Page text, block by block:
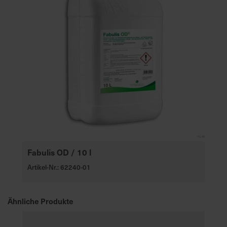
Fabulis OD / 10 l
Artikel-Nr.: 62240-01
Ähnliche Produkte